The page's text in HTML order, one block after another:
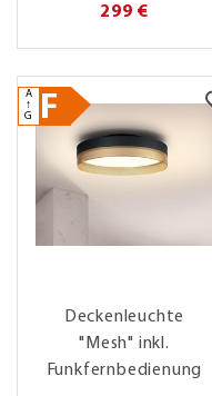
299 €
A
↑
G
F
Deckenleuchte
"Mesh" inkl.
Funkfernbedienung